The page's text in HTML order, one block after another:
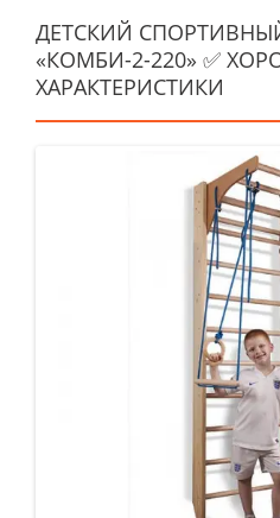
ДЕТСКИЙ
«КОМБИ-2-220» ✅
ХАРАКТЕРИСТИКИ